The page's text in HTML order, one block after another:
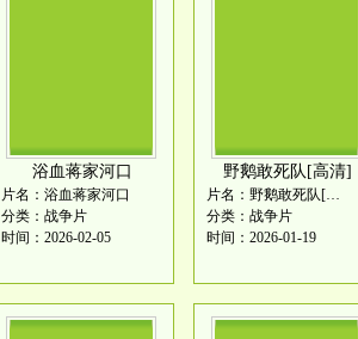
浴血蒋家河口
片名：浴血蒋家河口
分类：战争片
时间：2026-02-05
野鹅敢死队[高清]
片名：野鹅敢死队[高清]
分类：战争片
时间：2026-01-19